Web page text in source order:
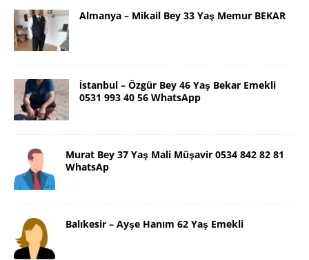
Almanya – Mikail Bey 33 Yaş Memur BEKAR
İstanbul – Özgür Bey 46 Yaş Bekar Emekli
0531 993 40 56 WhatsApp
Murat Bey 37 Yaş Mali Müşavir 0534 842 82 81
WhatsAp
Balıkesir – Ayşe Hanım 62 Yaş Emekli